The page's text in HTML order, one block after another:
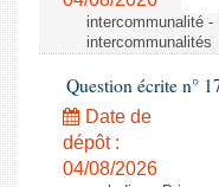
intercommunalité
intercommunalités
Question écrite n°
Date de
dépôt :
04/08/2026